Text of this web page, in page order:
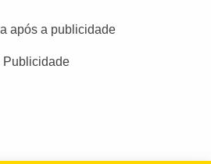
após a publicidade
Publicidade